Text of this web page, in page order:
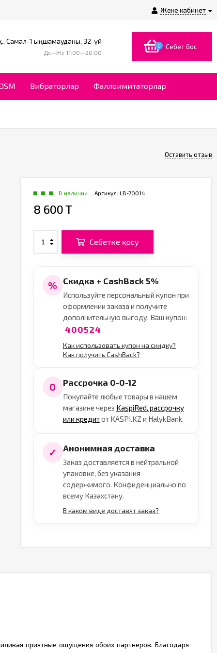
Жеке кабинет
Самал-1 ықшамауданы, 32-үй
Дс—Жс 11:00—20:00
0 Себет бос
Вибраторлар Фаллоимитаторлар
Оставить отзыв
Артикул: LB-70014
В наличии
8 600 T
Себетке қосу
% Скидка + CashBack 5%
Используйте персональный купон при
оформлении заказа и получите
дополнительную выгоду. Ваш купон:
400524
Как использовать купон на скидку?
Как получить CashBack?
0 Рассрочка 0-0-12
Покупайте любые товары в нашем
магазине через KaspiRed, рассрочку
или кредитот KASPI.KZ и HalykBank.
✓ Анонимная доставка
Заказ доставляется в нейтральной
упаковке, без указания
содержимого. Конфиденциально по
всему Казахстану.
В каком виде доставят заказ?
приятные ощущения обоих партнеров. Благодаря